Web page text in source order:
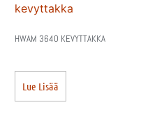
HWAM 3640 KEVYTTAKKA
Lue Lisää